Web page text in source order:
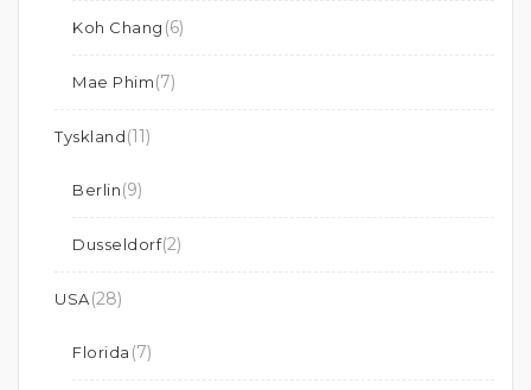
Koh Chang (6)
Mae Phim(7)
Tyskland(11)
Berlin(9)
Dusseldorf(2)
USA(28)
Florida (7)